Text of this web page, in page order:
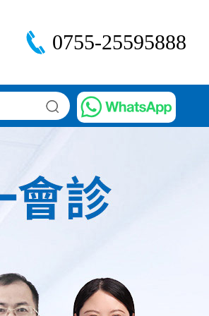
0755-25595888